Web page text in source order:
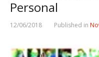
Personal
12/06/2018 Published in